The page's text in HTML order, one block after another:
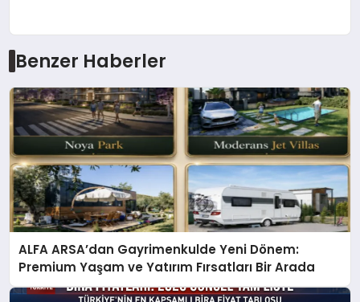
Benzer Haberler
ALFA ARSA’dan Gayrimenkulde Yeni Dönem:
Premium Yaşam ve Yatırım Fırsatları Bir Arada